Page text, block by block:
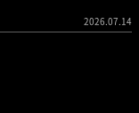
2026.07.14